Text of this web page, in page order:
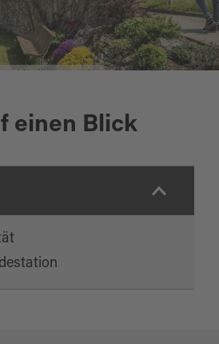
einen Blick